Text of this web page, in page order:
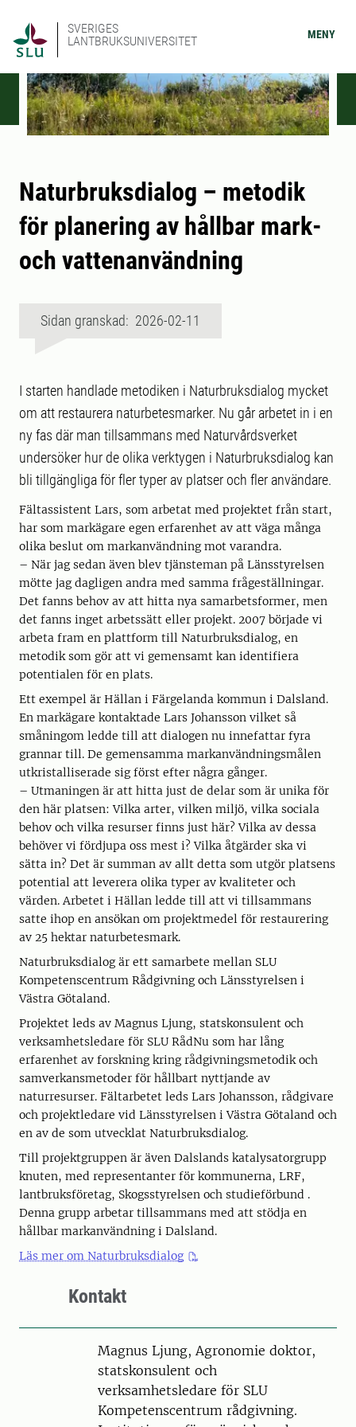
SVERIGES
LANTBRUKSUNIVERSITET
MENY
Naturbruksdialog – metodik
för planering av hållbar mark-
och vattenanvändning
Sidan granskad: 2026-02-11
I starten handlade metodiken i Naturbruksdialog mycket
om att restaurera naturbetesmarker. Nu går arbetet in i en
ny fas där man tillsammans med Naturvårdsverket
undersöker hur de olika verktygen i Naturbruksdialog kan
bli tillgängliga för fler typer av platser och fler användare.
Fältassistent Lars, som arbetat med projektet från start,
har som markägare egen erfarenhet av att väga många
olika beslut om markanvändning mot varandra.
– När jag sedan även blev tjänsteman på Länsstyrelsen
mötte jag dagligen andra med samma frågeställningar.
Det fanns behov av att hitta nya samarbetsformer, men
det fanns inget arbetssätt eller projekt. 2007 började vi
arbeta fram en plattform till Naturbruksdialog, en
metodik som gör att vi gemensamt kan identifiera
potentialen för en plats.
Ett exempel är Hällan i Färgelanda kommun i Dalsland.
En markägare kontaktade Lars Johansson vilket så
småningom ledde till att dialogen nu innefattar fyra
grannar till. De gemensamma markanvändningsmålen
utkristalliserade sig först efter några gånger.
– Utmaningen är att hitta just de delar som är unika för
den här platsen: Vilka arter, vilken miljö, vilka sociala
behov och vilka resurser finns just här? Vilka av dessa
behöver vi fördjupa oss mest i? Vilka åtgärder ska vi
sätta in? Det är summan av allt detta som utgör platsens
potential att leverera olika typer av kvaliteter och
värden. Arbetet i Hällan ledde till att vi tillsammans
satte ihop en ansökan om projektmedel för restaurering
av 25 hektar naturbetesmark.
Naturbruksdialog är ett samarbete mellan SLU
Kompetenscentrum Rådgivning och Länsstyrelsen i
Västra Götaland.
Projektet leds av Magnus Ljung, statskonsulent och
verksamhetsledare för SLU RådNu som har lång
erfarenhet av forskning kring rådgivningsmetodik och
samverkansmetoder för hållbart nyttjande av
naturresurser. Fältarbetet leds Lars Johansson, rådgivare
och projektledare vid Länsstyrelsen i Västra Götaland och
en av de som utvecklat Naturbruksdialog.
Till projektgruppen är även Dalslands katalysatorgrupp
knuten, med representanter för kommunerna, LRF,
lantbruksföretag, Skogsstyrelsen och studieförbund .
Denna grupp arbetar tillsammans med att stödja en
hållbar markanvändning i Dalsland.
Läs mer om Naturbruksdialog
Kontakt
PersonMagnus Ljung, Agronomie doktor,
statskonsulent och
verksamhetsledare för SLU
Kompetenscentrum rådgivning.